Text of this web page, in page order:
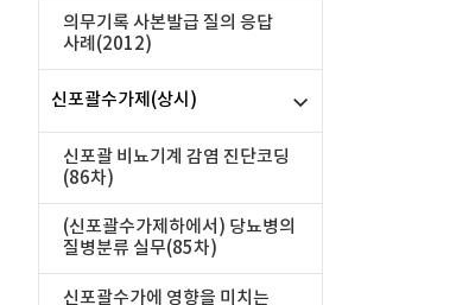
의무기록 사본발급 질의 응답
사례(2012)
신포괄수가제(상시)
신포괄 비뇨기계 감염 진단코딩
(86차)
(신포괄수가제하에서) 당뇨병의
질병분류 실무(85차)
신포괄수가에 영향을 미치는